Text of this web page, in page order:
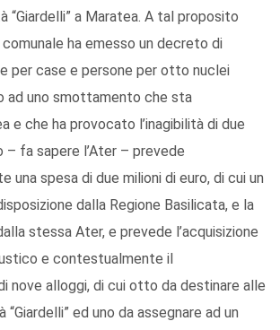
“Giardelli” a Maratea. A tal proposito
comunale ha emesso un decreto di
per case e persone per otto nuclei
ad uno smottamento che sta
e che ha provocato l’inagibilità di due
– fa sapere l’Ater – prevede
una spesa di due milioni di euro, di cui un
dalla Regione Basilicata, e la
stessa Ater, e prevede l’acquisizione
e contestualmente il
nove alloggi, di cui otto da destinare alle
ed uno da assegnare ad un